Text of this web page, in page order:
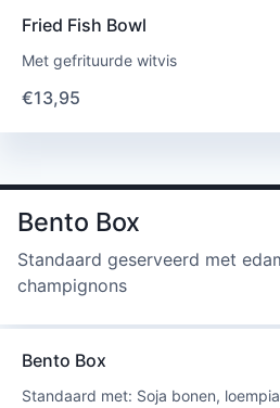
Fried Fish Bowl
Met gefrituurde witvis
€13,95
Bento Box
Standaard geserveerd met
champignons
Bento Box
Standaard met: Soja bonen,